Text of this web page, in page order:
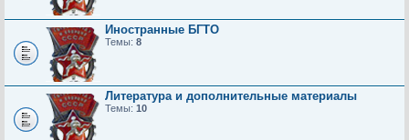
Иностранные БГТО
Темы: 8
Литература и дополнительные материалы
Темы: 10